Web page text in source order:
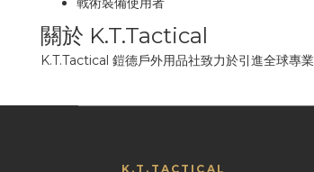
關於 K.T.Tactical
K.T.Tactical 鎧德戶外用品社致力於引進全球專
K.T.TACTICAL